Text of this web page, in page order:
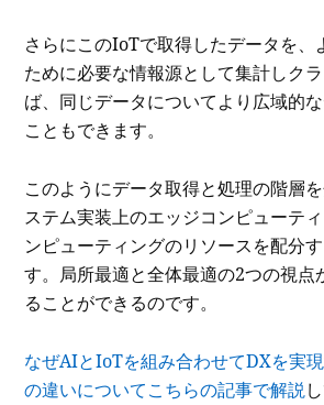
さらにこのIoTで取得したデータを、
ために必要な情報源として集計しク
ば、同じデータについてより広域的
こともできます。
このようにデータ取得と処理の階層
ステム実装上のエッジコンピューテ
ンピューティングのリソースを配分
す。局所最適と全体最適の2つの視点
ることができるのです。
なぜAIとIoTを組み合わせてDXを実
の違いについてこちらの記事で解説